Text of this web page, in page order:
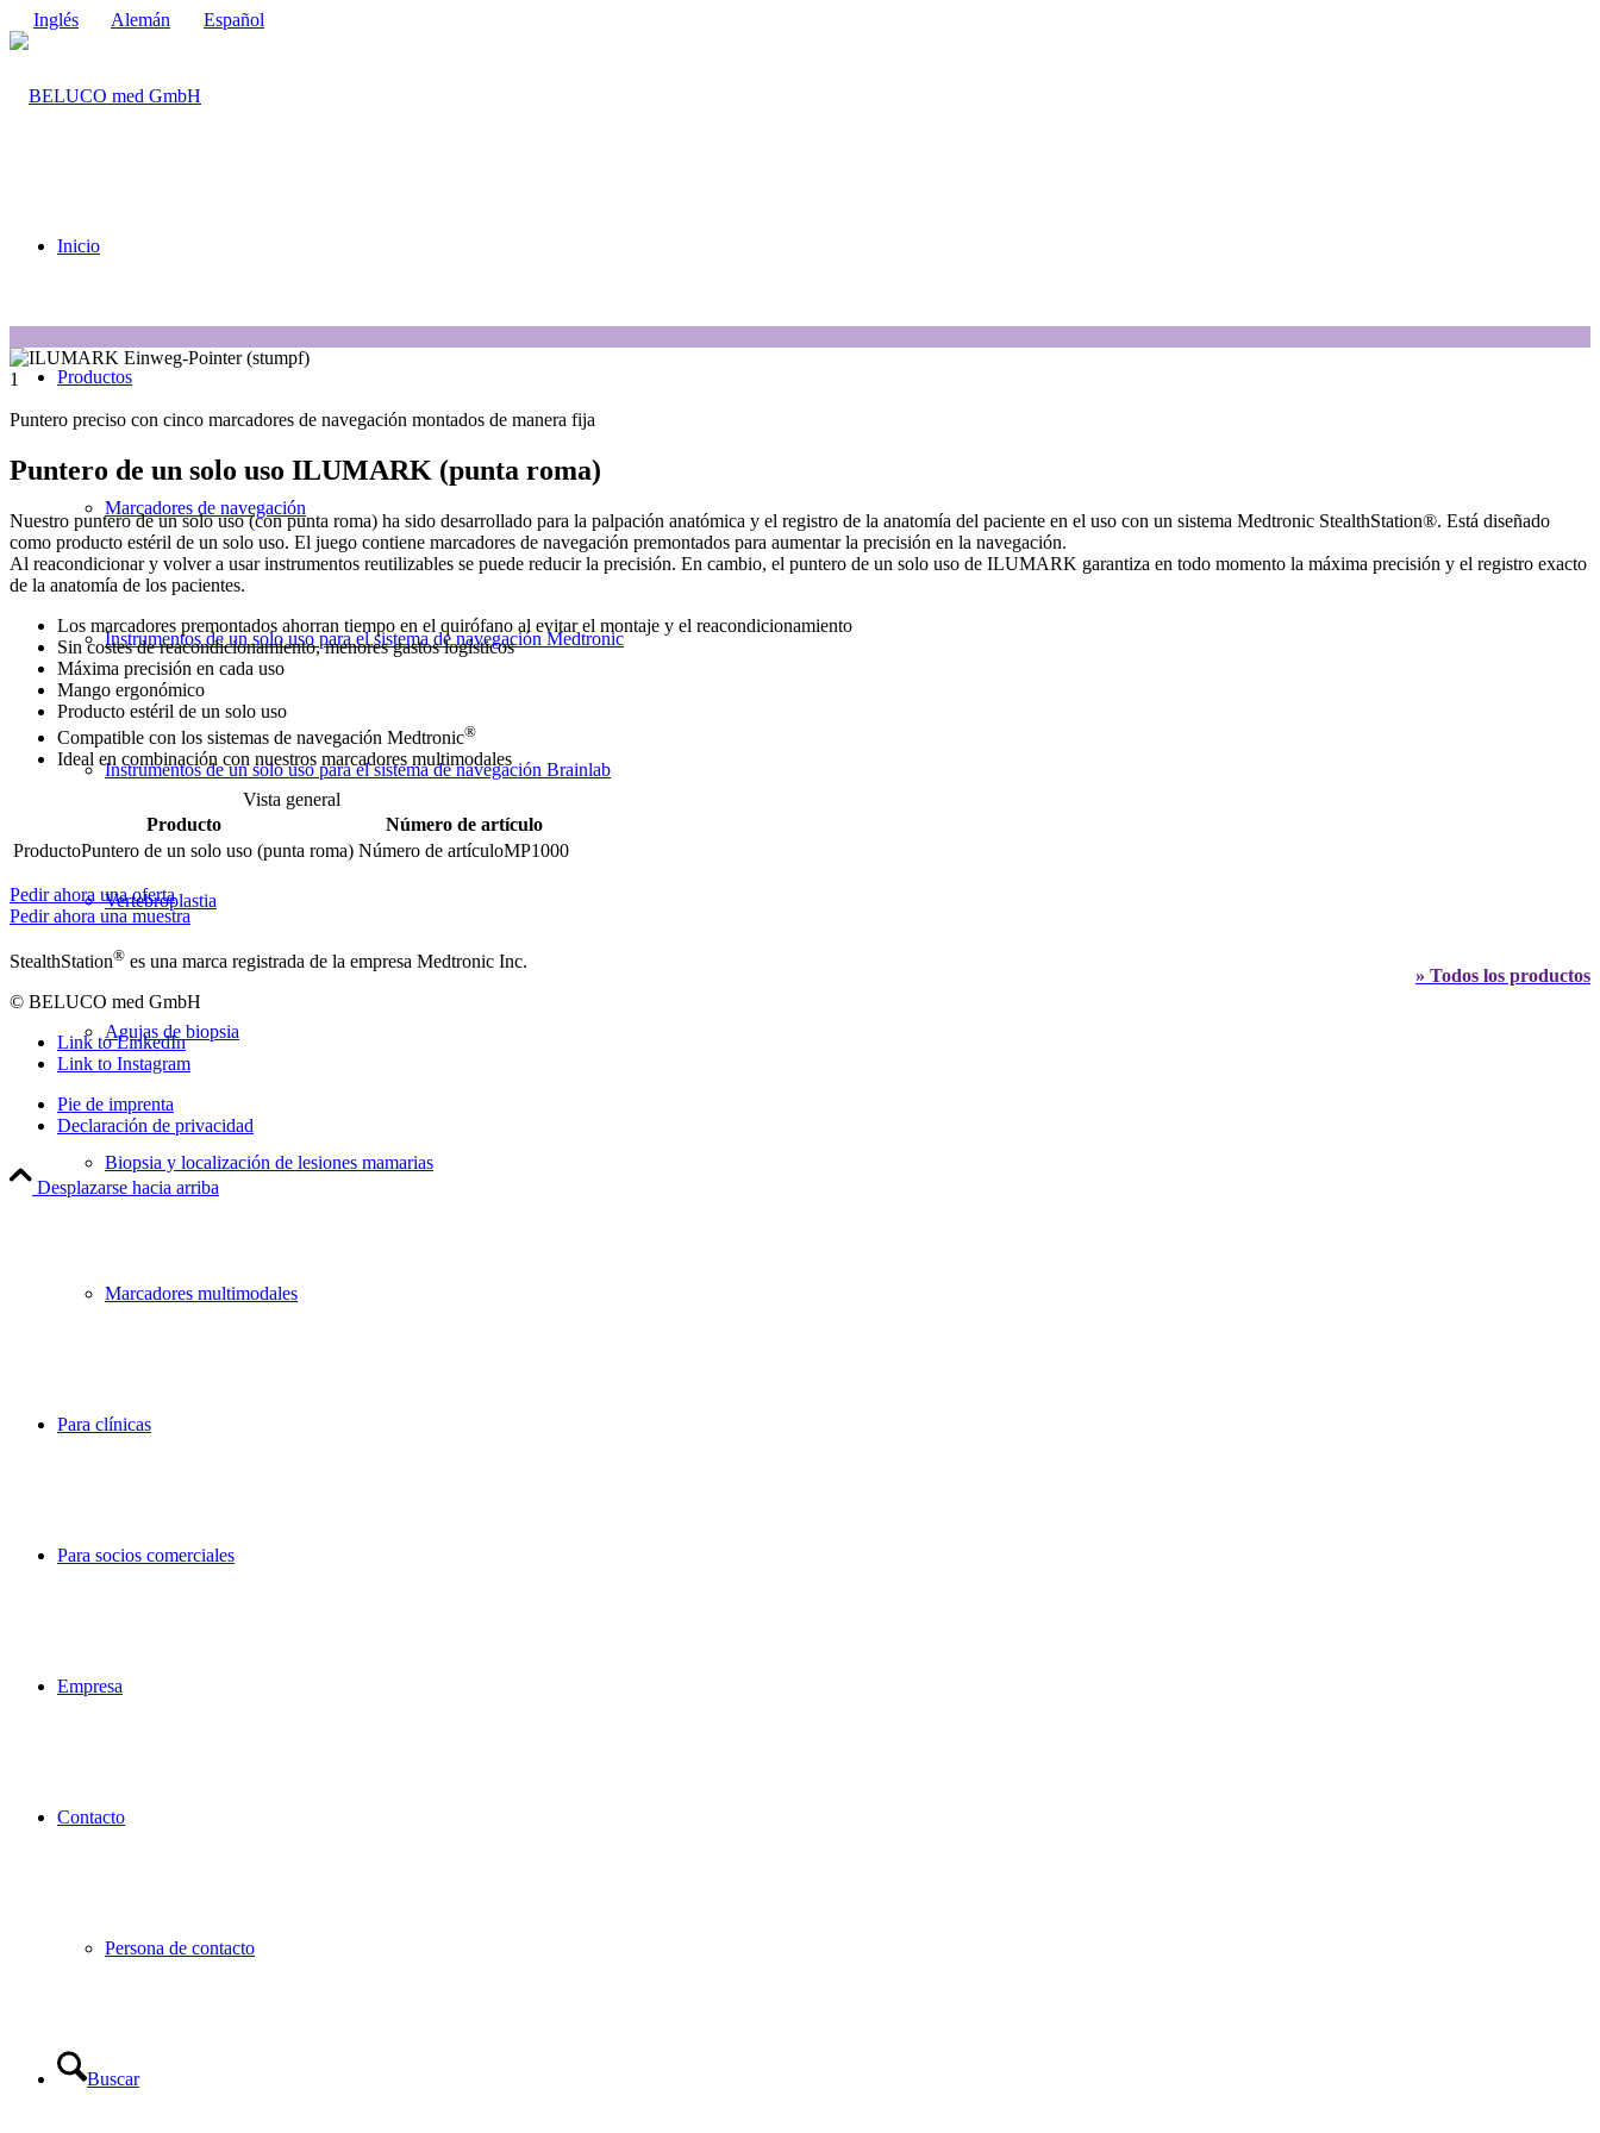
Inglés Alemán Español
Inicio
Productos
Marcadores de navegación
Instrumentos de un solo uso para el sistema de navegación Medtronic
Instrumentos de un solo uso para el sistema de navegación Brainlab
Vertebroplastia
Agujas de biopsia
Biopsia y localización de lesiones mamarias
Marcadores multimodales
Para clínicas
Para socios comerciales
Empresa
Contacto
Persona de contacto
Buscar
1
Puntero preciso con cinco marcadores de navegación montados de manera fija
Puntero de un solo uso ILUMARK (punta roma)
Nuestro puntero de un solo uso (con punta roma) ha sido desarrollado para la palpación anatómica y el registro de la anatomía del paciente en el uso con un sistema Medtronic StealthStation®. Está diseñado
como producto estéril de un solo uso. El juego contiene marcadores de navegación premontados para aumentar la precisión en la navegación.
Al reacondicionar y volver a usar instrumentos reutilizables se puede reducir la precisión. En cambio, el puntero de un solo uso de ILUMARK garantiza en todo momento la máxima precisión y el registro exacto
de la anatomía de los pacientes.
Los marcadores premontados ahorran tiempo en el quirófano al evitar el montaje y el reacondicionamiento
Sin costes de reacondicionamiento, menores gastos logísticos
Máxima precisión en cada uso
Mango ergonómico
Producto estéril de un solo uso
Compatible con los sistemas de navegación Medtronic®
Ideal en combinación con nuestros marcadores multimodales
Vista general
Producto
Número de artículo
Puntero de un solo uso (punta roma)
MP1000
Pedir ahora una oferta
Pedir ahora una muestra
» Todos los productos
StealthStation® es una marca registrada de la empresa Medtronic Inc.
© BELUCO med GmbH
Link to LinkedIn
Link to Instagram
Pie de imprenta
Declaración de privacidad
Desplazarse hacia arriba